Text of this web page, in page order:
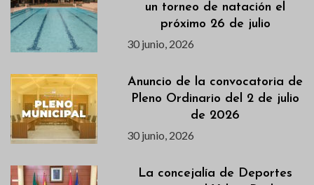
un torneo de natación el
próximo 26 de julio
30 junio, 2026
Anuncio de la convocatoria de
Pleno Ordinario del 2 de julio
de 2026
30 junio, 2026
La concejalía de Deportes